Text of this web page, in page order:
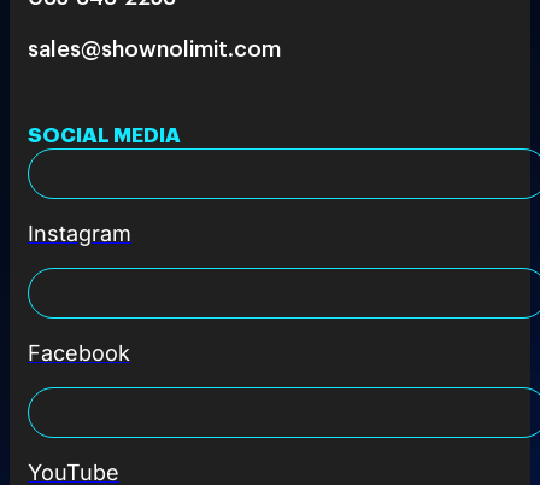
sales@shownolimit.com
SOCIAL MEDIA
Instagram
Facebook
YouTube